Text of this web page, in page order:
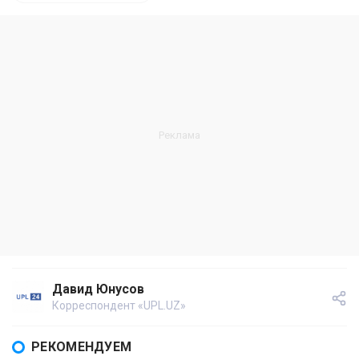
Давид Юнусов
Корреспондент «UPL.UZ»
РЕКОМЕНДУЕМ